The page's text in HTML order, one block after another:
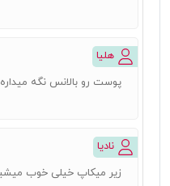
هلیا
پوست رو بالانس نگه
نادیا
زیر میکاپ خیلی خوب